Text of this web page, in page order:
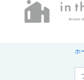
ホ